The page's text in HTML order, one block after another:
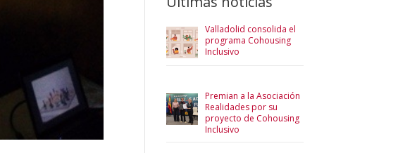
Valladolid consolida el
programa Cohousing
Inclusivo
Premian a la Asociación
Realidades por su
proyecto de Cohousing
Inclusivo